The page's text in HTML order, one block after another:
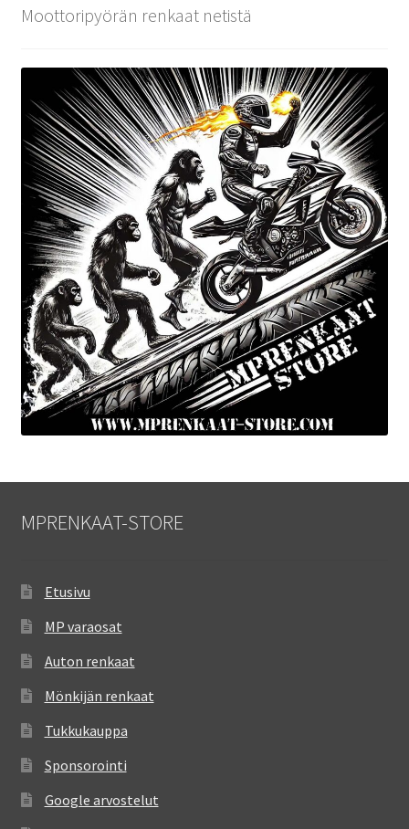
Moottoripyörän renkaat netistä
MPRENKAAT-STORE
Etusivu
MP varaosat
Auton renkaat
Mönkijän renkaat
Tukkukauppa
Sponsorointi
Google arvostelut